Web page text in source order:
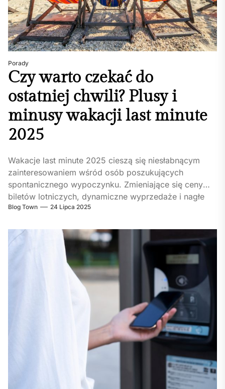
Porady
Czy warto czekać do
ostatniej chwili? Plusy i
minusy wakacji last minute
2025
Wakacje last minute 2025 cieszą się niesłabnącym
zainteresowaniem wśród osób poszukujących
spontanicznego wypoczynku. Zmieniające się ceny
biletów lotniczych, dynamiczne wyprzedaże i nagłe
promocje sprawiają, że...
Blog Town 24 Lipca 2025